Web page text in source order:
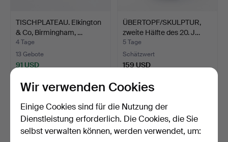
TISCHPLATEAU. Elkington
& Co, Birmingham, …
4 Tage
13 Gebote
91 USD
ÜBERTOPF/SKULPTUR,
zweite Hälfte des 20. J…
5 Tage
Schätzwert
159 USD
Wir verwenden Cookies
Einige Cookies sind für die Nutzung der
Dienstleistung erforderlich. Die Cookies, die Sie
selbst verwalten können, werden verwendet, um: